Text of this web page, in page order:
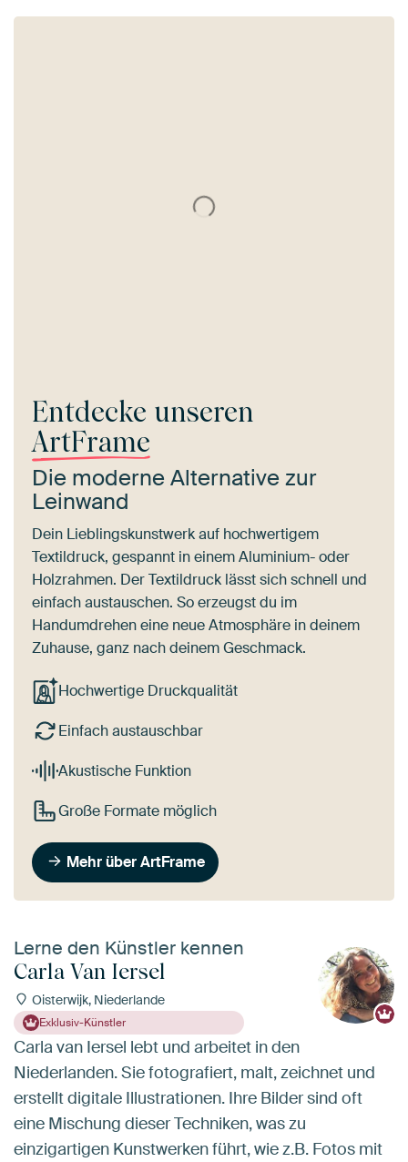
Entdecke unseren
ArtFrame
Die moderne Alternative zur
Leinwand
Dein Lieblingskunstwerk auf hochwertigem
Textildruck, gespannt in einem Aluminium- oder
Holzrahmen. Der Textildruck lässt sich schnell und
einfach austauschen. So erzeugst du im
Handumdrehen eine neue Atmosphäre in deinem
Zuhause, ganz nach deinem Geschmack.
Hochwertige Druckqualität
Einfach austauschbar
Akustische Funktion
Große Formate möglich
Mehr über ArtFrame
Lerne den Künstler kennen
Carla Van Iersel
Oisterwijk, Niederlande
Exklusiv-Künstler
Carla van Iersel lebt und arbeitet in den
Niederlanden. Sie fotografiert, malt, zeichnet und
erstellt digitale Illustrationen. Ihre Bilder sind oft
eine Mischung dieser Techniken, was zu
einzigartigen Kunstwerken führt, wie z.B. Fotos mit